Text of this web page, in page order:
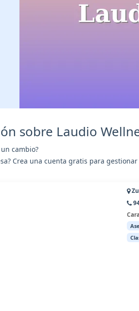
sobre Laudio
cambio?
Crea una cuenta gratis para